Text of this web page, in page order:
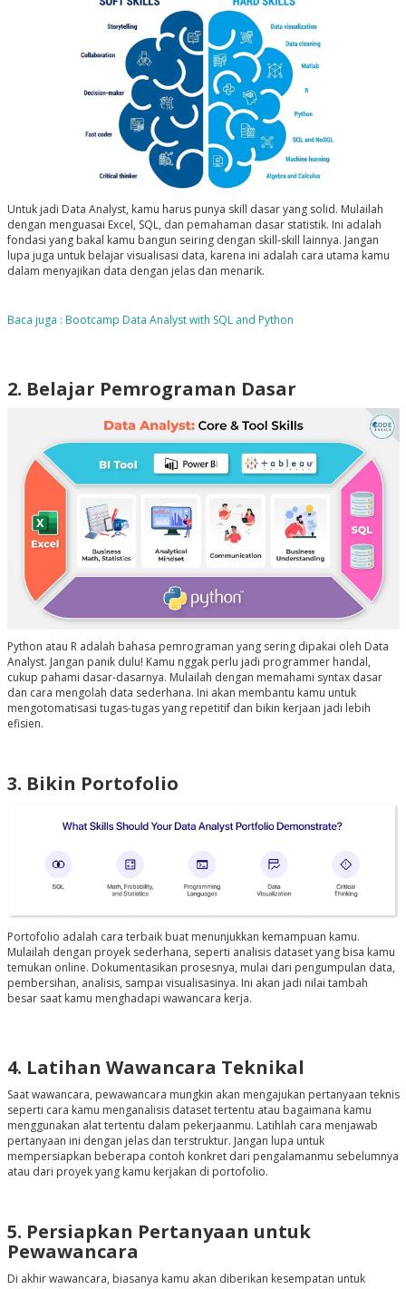
Untuk jadi Data Analyst, kamu harus punya skill dasar yang solid. Mulailah
dengan menguasai Excel, SQL, dan pemahaman dasar statistik. Ini adalah
fondasi yang bakal kamu bangun seiring dengan skill-skill lainnya. Jangan
lupa juga untuk belajar visualisasi data, karena ini adalah cara utama kamu
dalam menyajikan data dengan jelas dan menarik.
Baca juga : Bootcamp Data Analyst with SQL and Python
2. Belajar Pemrograman Dasar
Python atau R adalah bahasa pemrograman yang sering dipakai oleh Data
Analyst. Jangan panik dulu! Kamu nggak perlu jadi programmer handal,
cukup pahami dasar-dasarnya. Mulailah dengan memahami syntax dasar
dan cara mengolah data sederhana. Ini akan membantu kamu untuk
mengotomatisasi tugas-tugas yang repetitif dan bikin kerjaan jadi lebih
efisien.
3. Bikin Portofolio
Portofolio adalah cara terbaik buat menunjukkan kemampuan kamu.
Mulailah dengan proyek sederhana, seperti analisis dataset yang bisa kamu
temukan online. Dokumentasikan prosesnya, mulai dari pengumpulan data,
pembersihan, analisis, sampai visualisasinya. Ini akan jadi nilai tambah
besar saat kamu menghadapi wawancara kerja.
4. Latihan Wawancara Teknikal
Saat wawancara, pewawancara mungkin akan mengajukan pertanyaan teknis
seperti cara kamu menganalisis dataset tertentu atau bagaimana kamu
menggunakan alat tertentu dalam pekerjaanmu. Latihlah cara menjawab
pertanyaan ini dengan jelas dan terstruktur. Jangan lupa untuk
mempersiapkan beberapa contoh konkret dari pengalamanmu sebelumnya
atau dari proyek yang kamu kerjakan di portofolio.
5. Persiapkan Pertanyaan untuk
Pewawancara
Di akhir wawancara, biasanya kamu akan diberikan kesempatan untuk